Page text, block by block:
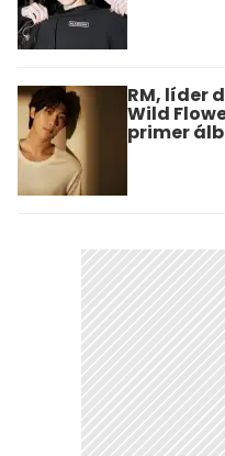
RM, líder
Wild
primer